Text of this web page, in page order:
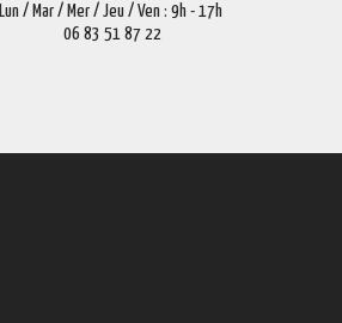
Lun / Mar / Mer / Jeu / Ven : 9h - 17h
06 83 51 87 22